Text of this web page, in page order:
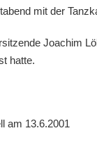
mit der
Joachim
hatte.
am 13.6.2001